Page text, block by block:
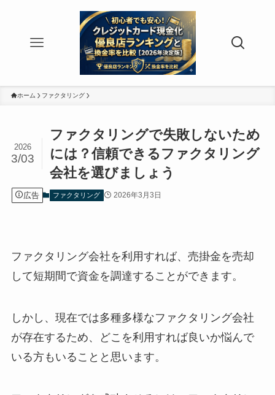
ホーム ファクタリング
ファクタリングで失敗しないため
には？信頼できるファクタリング
会社を選びましょう
2026
3/03
広告 ファクタリング 2026年3月3日
ファクタリング会社を利用すれば、売掛金を売却
して短期間で資金を調達することができます。
しかし、現在では多種多様なファクタリング会社
が存在するため、どこを利用すれば良いか悩んで
いる方もいることと思います。